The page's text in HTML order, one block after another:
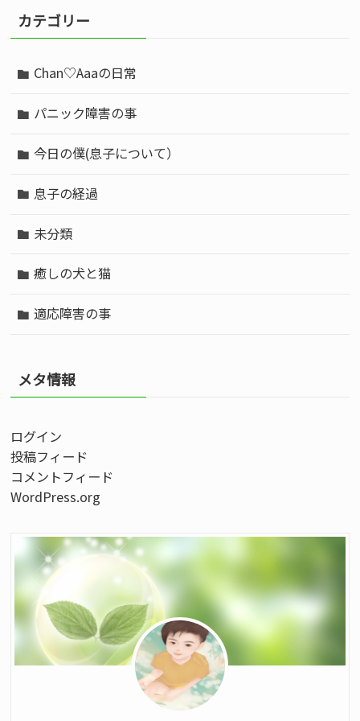
カテゴリー
Chan♡Aaaの日常
パニック障害の事
今日の僕(息子について）
息子の経過
未分類
癒しの犬と猫
適応障害の事
メタ情報
ログイン
投稿フィード
コメントフィード
WordPress.org